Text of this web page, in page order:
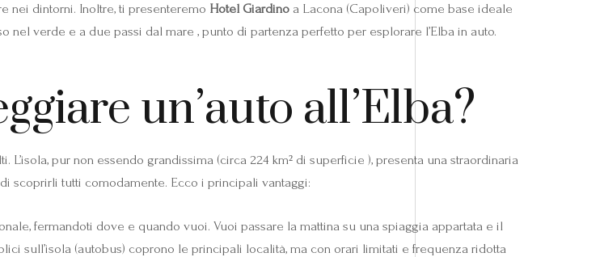
nei dintorni. Inoltre, ti presenteremo Hotel Giardino a Lacona (Capoliveri) come base ideale
verde e a due passi dal mare , punto di partenza perfetto per esplorare l’Elba in auto.
un’auto all’Elba?
L’isola, pur non essendo grandissima (circa 224 km² di superficie ), presenta una straordinaria
scoprirli tutti comodamente. Ecco i principali vantaggi:
fermandoti dove e quando vuoi. Vuoi passare la mattina su una spiaggia appartata e il
sull’isola (autobus) coprono le principali località, ma con orari limitati e frequenza ridotta